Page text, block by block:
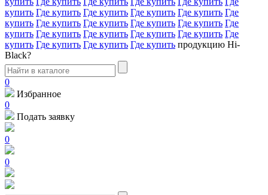
купить Где купить Где купить Где купить Где купить Где
купить Где купить Где купить Где купить Где купить Где
купить Где купить Где купить Где купить Где купить Где
купить Где купить Где купить Где купить продукцию Hi-
Black?
0
Избранное
0
Подать заявку
0
0